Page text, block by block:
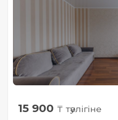
15 900 ₸ тәулігіне